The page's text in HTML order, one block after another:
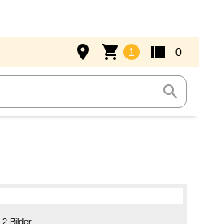
search
place shopping_cart 1 view_list 0
2 Bilder